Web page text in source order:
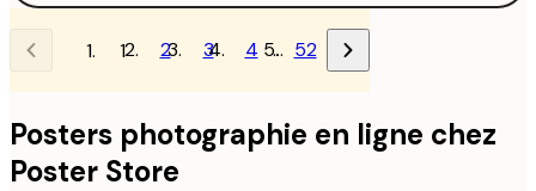
1 2 3 4 … 52
Posters photographie en ligne chez
Poster Store